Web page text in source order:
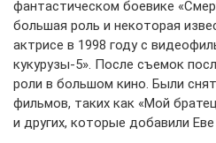
фантастическом боевике
большая роль и некоторая
актрисе в 1998 году с
кукурузы-5». После съемок
роли в большом кино. Были
фильмов, таких как «Мой
и других, которые добавили